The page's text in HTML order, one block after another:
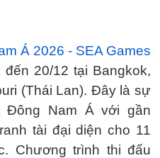
Á 2026 - SEA Games
20/12 tại Bangkok,
(Thái Lan). Đây là sự
Đông Nam Á với gần
tài đại diện cho 11
Chương trình thi đấu